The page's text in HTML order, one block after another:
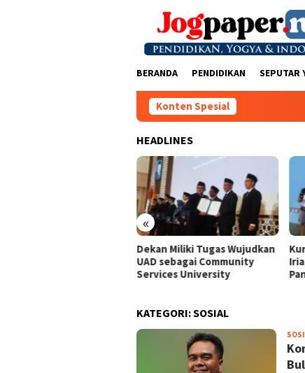
BERANDA PENDIDIKAN SEPUTAR
Konten Spesial
HEADLINES
«
Dekan Miliki Tugas Wujudkan
UAD sebagai Community
Services University
KATEGORI:SOSIAL